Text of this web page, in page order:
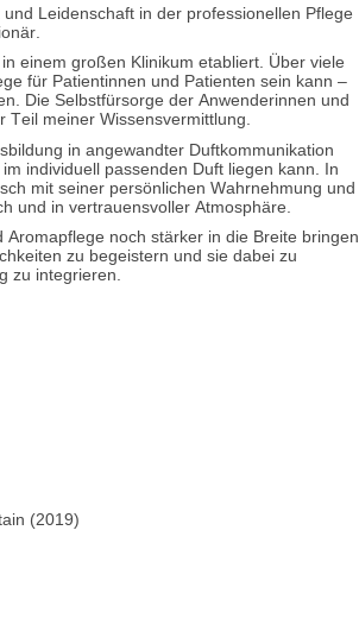
Leidenschaft in der professionellen Pflege
einem großen Klinikum etabliert. Über viele
für Patientinnen und Patienten sein kann –
Die Selbstfürsorge der Anwenderinnen und
Teil meiner Wissensvermittlung.
in angewandter Duftkommunikation
individuell passenden Duft liegen kann. In
mit seiner persönlichen Wahrnehmung und
und in vertrauensvoller Atmosphäre.
noch stärker in die Breite bringen.
zu begeistern und sie dabei zu
zu integrieren.
(2019)